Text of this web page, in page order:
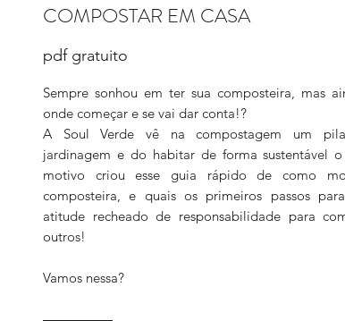
COMPOSTAR EM CASA
pdf gratuito
Sempre sonhou em ter sua composteira, mas
onde começar e se vai dar conta!?
A Soul Verde vê na compostagem um
jardinagem e do habitar de forma sustentável
motivo criou esse guia rápido de como
composteira, e quais os primeiros passos
atitude recheado de responsabilidade para
outros!
Vamos nessa?